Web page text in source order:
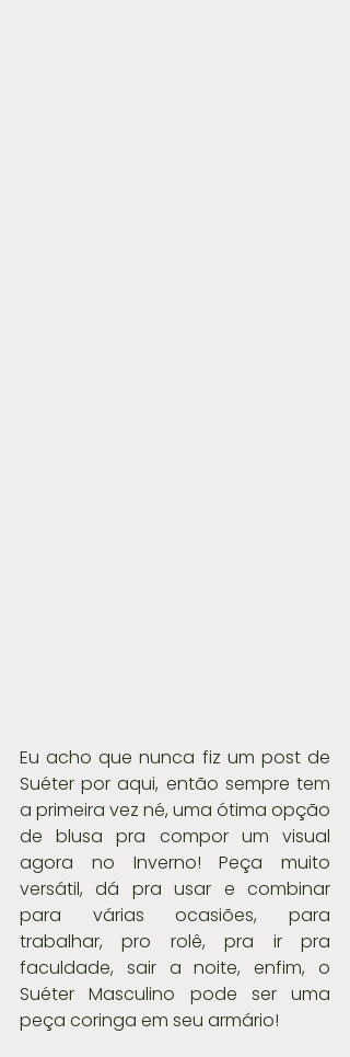
Eu acho que nunca fiz um post de
Suéter por aqui, então sempre tem
a primeira vez né, uma ótima opção
de blusa pra compor um visual
agora no Inverno! Peça muito
versátil, dá pra usar e combinar
para várias ocasiões, para
trabalhar, pro rolê, pra ir pra
faculdade, sair a noite, enfim, o
Suéter Masculino pode ser uma
peça coringa em seu armário!